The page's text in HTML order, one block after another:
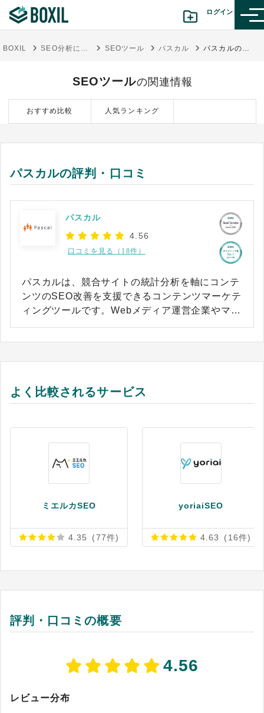
ログイン
診断から探す(β版)
BOXIL SEO分析に必須なチェック・診断・解析ツール無料&有料一覧 | キーワード調査手法も【決定版】 SEOツール パスカル パスカルの評判・口コミ
SEOツールの関連情報
おすすめ比較 人気ランキング
パスカルの評判・口コミ
パスカル
4.56
口コミを見る（18件）
パスカルは、競合サイトの統計分析を軸にコンテ
ンツのSEO改善を支援できるコンテンツマーケテ
ィングツールです。Webメディア運営企業やマー
り、調査・分析・レポート作成にかかる工数の削
を備えており、自サイトの現状データと競合分析
応しており、Web制作会社やSEOコンサルタント
サイト（2026年4月30日閲覧）
よく比較されるサービス
ミエルカSEO
4.35 (77件)
yoriaiSEO
4.63 (16件)
評判・口コミの概要
4.56
レビュー分布